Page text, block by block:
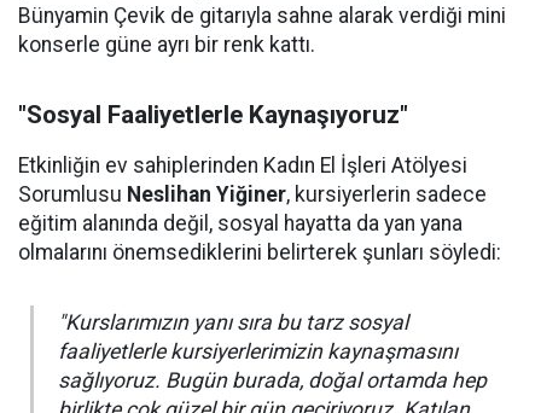
Bünyamin Çevik de gitarıyla sahne alarak verdiği mini
konserle güne ayrı bir renk kattı.
"Sosyal Faaliyetlerle Kaynaşıyoruz"
Etkinliğin ev sahiplerinden Kadın El İşleri Atölyesi
Sorumlusu Neslihan Yiğiner, kursiyerlerin sadece
eğitim alanında değil, sosyal hayatta da yan yana
olmalarını önemsediklerini belirterek şunları söyledi:
"Kurslarımızın yanı sıra bu tarz sosyal
faaliyetlerle kursiyerlerimizin kaynaşmasını
sağlıyoruz. Bugün burada, doğal ortamda hep